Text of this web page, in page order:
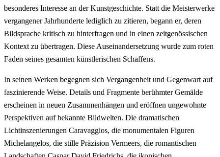
besonderes Interesse an der Kunstgeschichte. Statt die Meisterwerke
vergangener Jahrhunderte lediglich zu zitieren, begann er, deren
Bildsprache kritisch zu hinterfragen und in einen zeitgenössischen
Kontext zu übertragen. Diese Auseinandersetzung wurde zum roten
Faden seines gesamten künstlerischen Schaffens.
In seinen Werken begegnen sich Vergangenheit und Gegenwart auf
faszinierende Weise. Details und Fragmente berühmter Gemälde
erscheinen in neuen Zusammenhängen und eröffnen ungewohnte
Perspektiven auf bekannte Bildwelten. Die dramatischen
Lichtinszenierungen Caravaggios, die monumentalen Figuren
Michelangelos, die stille Präzision Vermeers, die romantischen